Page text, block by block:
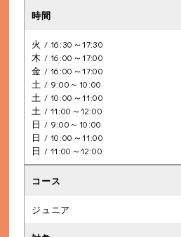
火 / 16:30～17:30
木 / 16:00～17:00
金 / 16:00～17:00
土 / 9:00～10:00
土 / 10:00～11:00
土 / 11:00～12:00
日 / 9:00～10:00
日 / 10:00～11:00
日 / 11:00～12:00
ジュニア